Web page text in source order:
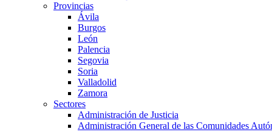
Provincias
Ávila
Burgos
León
Palencia
Segovia
Soria
Valladolid
Zamora
Sectores
Administración de Justicia
Administración General de las Comunidades